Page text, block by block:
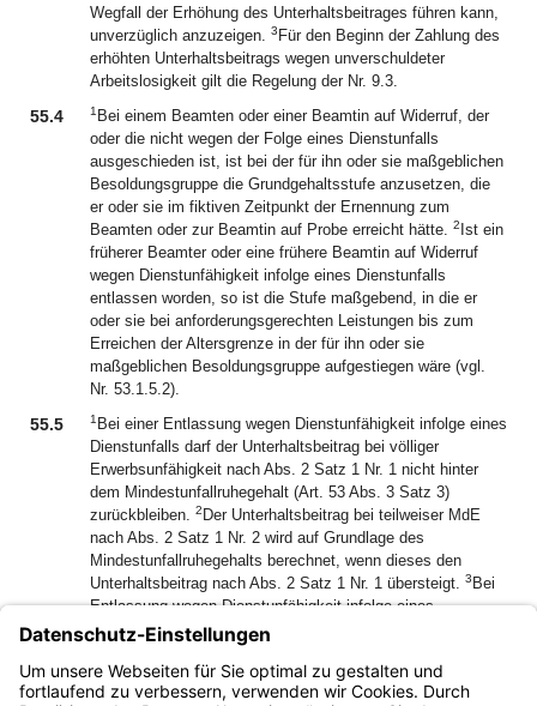
Wegfall der Erhöhung des Unterhaltsbeitrages führen kann,
unverzüglich anzuzeigen. 3 Für den Beginn der Zahlung des
erhöhten Unterhaltsbeitrags wegen unverschuldeter
Arbeitslosigkeit gilt die Regelung der Nr. 9.3.
55.4 1 Bei einem Beamten oder einer Beamtin auf Widerruf, der
oder die nicht wegen der Folge eines Dienstunfalls
ausgeschieden ist, ist bei der für ihn oder sie maßgeblichen
Besoldungsgruppe die Grundgehaltsstufe anzusetzen, die
er oder sie im fiktiven Zeitpunkt der Ernennung zum
Beamten oder zur Beamtin auf Probe erreicht hätte. 2 Ist ein
früherer Beamter oder eine frühere Beamtin auf Widerruf
wegen Dienstunfähigkeit infolge eines Dienstunfalls
entlassen worden, so ist die Stufe maßgebend, in die er
oder sie bei anforderungsgerechten Leistungen bis zum
Erreichen der Altersgrenze in der für ihn oder sie
maßgeblichen Besoldungsgruppe aufgestiegen wäre (vgl.
Nr. 53.1.5.2).
55.5 1 Bei einer Entlassung wegen Dienstunfähigkeit infolge eines
Dienstunfalls darf der Unterhaltsbeitrag bei völliger
Erwerbsunfähigkeit nach Abs. 2 Satz 1 Nr. 1 nicht hinter
dem Mindestunfallruhegehalt (Art. 53 Abs. 3 Satz 3)
zurückbleiben. 2 Der Unterhaltsbeitrag bei teilweiser MdE
nach Abs. 2 Satz 1 Nr. 2 wird auf Grundlage des
Mindestunfallruhegehalts berechnet, wenn dieses den
Unterhaltsbeitrag nach Abs. 2 Satz 1 Nr. 1 übersteigt. 3 Bei
Entlassung wegen Dienstunfähigkeit infolge eines
Dienstunfalls der in Art. 54 bezeichneten Art gelten Abs. 5
Sätze 1 und 2 entsprechend; anstatt des
Mindestunfallruhegehalts ist das erhöhte Unfallruhegehalt,
das sich nach Art. 54 ergäbe, zugrunde zu legen.